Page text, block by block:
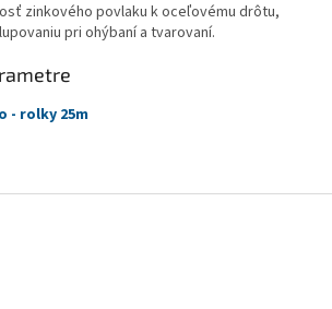
zinkového povlaku k oceľovému drôtu,
pri ohýbaní a tvarovaní.
- rolky 25m